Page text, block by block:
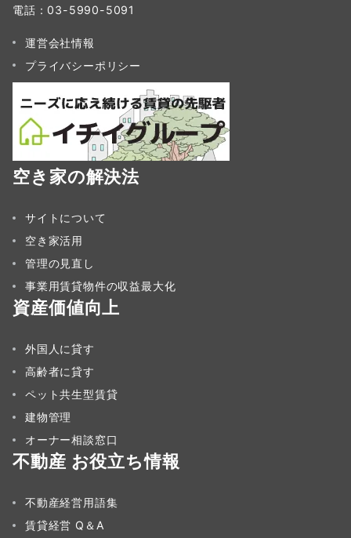
電話：03-5990-5091
運営会社情報
プライバシーポリシー
空き家の解決法
サイトについて
空き家活用
管理の見直し
事業用賃貸物件の収益最大化
資産価値向上
外国人に貸す
高齢者に貸す
ペット共生型賃貸
建物管理
オーナー相談窓口
不動産 お役立ち情報
不動産経営用語集
賃貸経営 Q＆A